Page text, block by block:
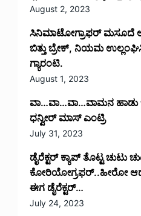
August 2, 2023
ಸಿನಿಮಾಟೋಗ್ರಾಫರ್ ಮಸೂದೆ
ಬಿತ್ತು ಬ್ರೇಕ್, ನಿಯಮ
ಗ್ಯಾರಂಟಿ.
August 1, 2023
ವಾ…ವಾ…ವಾ…ವಾಮನ ಹಾಡು
ಧನ್ವೀರ್ ಮಾಸ್ ಎಂಟ್ರಿ
July 31, 2023
ಡೈರೆಕ್ಟರ್ ಕ್ಯಾಪ್ ತೊಟ್ಟ ಚುಟು
ಕೋರಿಯೋಗ್ರಫರ್..ಹೀರೋ
ಈಗ ಡೈರೆಕ್ಟರ್…
July 24, 2023